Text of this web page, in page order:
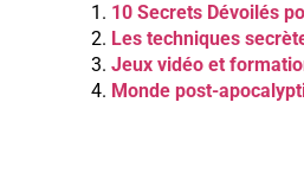
10 Secrets Dévoilés
Les techniques
Jeux vidéo et
Monde post-